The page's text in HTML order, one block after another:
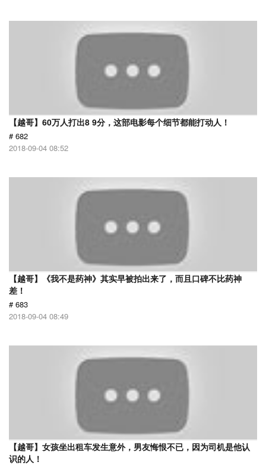
【越哥】60万人打出8 9分，这部电影每个细节都能打动人！
# 682
2018-09-04 08:52
【越哥】《我不是药神》其实早被拍出来了，而且口碑不比药神
差！
# 683
2018-09-04 08:49
【越哥】女孩坐出租车发生意外，男友悔恨不已，因为司机是他认
识的人！